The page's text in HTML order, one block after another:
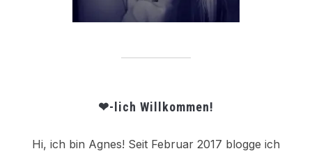
❤-lich Willkommen!
Hi, ich bin Agnes! Seit Februar 2017 blogge ich